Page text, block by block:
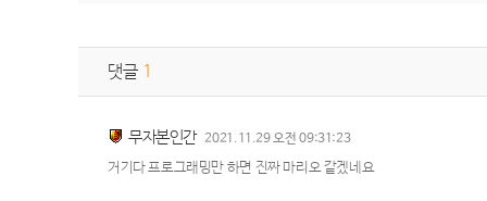
댓글 1
무자본인간 2021.11.29 오전 09:31:23
거기다 프로그래밍만 하면 진짜 마리오 같겠네요